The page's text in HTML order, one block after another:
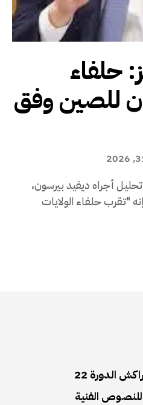
حلفاء
للصين وفق
أجراه ديفيد بيرسون،
"تقرب حلفاء الولايات
الدورة 22
للنصوص الفنية